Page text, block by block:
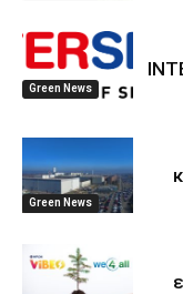
Green News
Green News